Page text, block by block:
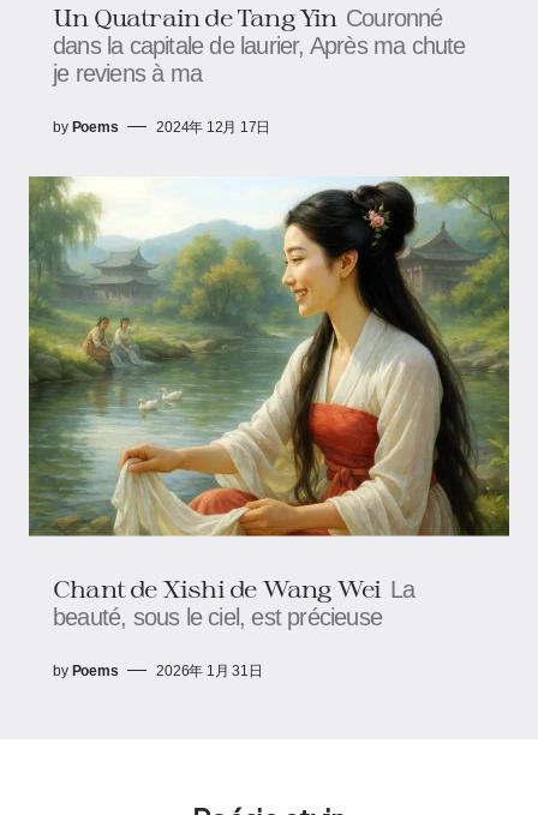
Un Quatrain de Tang Yin Couronné
dans la capitale de laurier, Après ma chute
je reviens à ma
by Poems 2024年 12月 17日
Chant de Xishi de Wang Wei La
beauté, sous le ciel, est précieuse
by Poems 2026年 1月 31日